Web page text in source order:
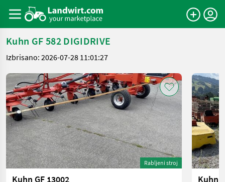
Kuhn GF 582 DIGIDRIVE
Izbrisano: 2026-07-28 11:01:27
Rabljeni stroj
Kuhn GF 13002
Kuhn